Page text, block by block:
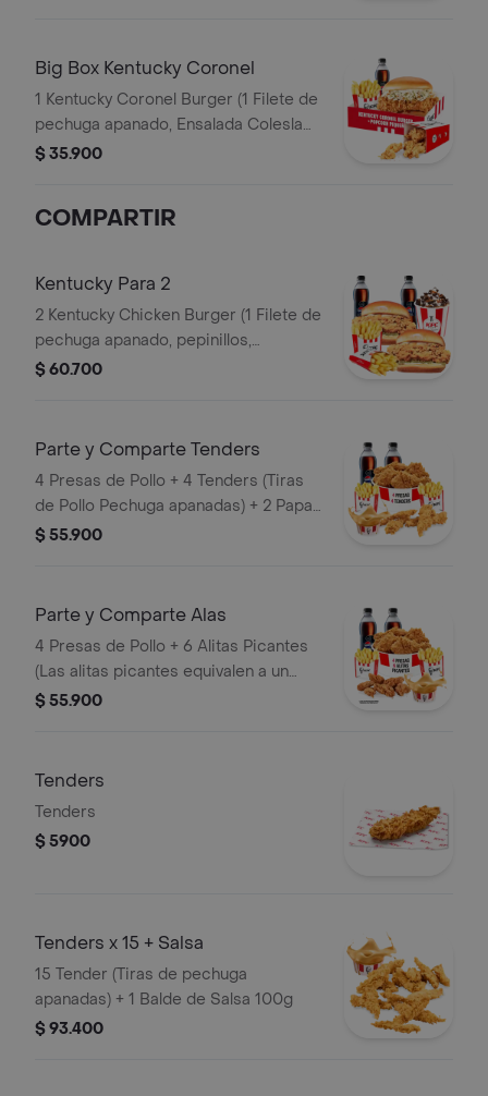
de Salsa 100g
Big Box Kentucky Coronel
1 Kentucky Coronel Burger (1 Filete de
pechuga apanado, Ensalada Coleslaw,
BBQ y mantequilla) + 1 Pop Corn
$ 35.900
COMPARTIR
Kentucky Para 2
2 Kentucky Chicken Burger (1 Filete de
pechuga apanado, pepinillos,
mayonesa premium y mantequilla) + 2
$ 60.700
Parte y Comparte Tenders
4 Presas de Pollo + 4 Tenders (Tiras
de Pollo Pechuga apanadas) + 2 Papas
Pequeñas + 1 Balde de Salsa 100g + 2
$ 55.900
Parte y Comparte Alas
4 Presas de Pollo + 6 Alitas Picantes
(Las alitas picantes equivalen a un
trozo de ala) + 2 Papas Pequeñas + 2
$ 55.900
Tenders
Tenders
$ 5900
Tenders x 15 + Salsa
15 Tender (Tiras de pechuga
apanadas) + 1 Balde de Salsa 100g
$ 93.400